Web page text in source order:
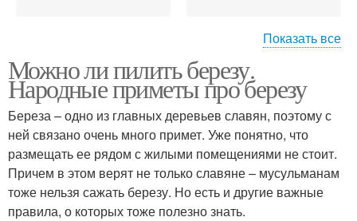
Погодные условия Приметы про ворон
Приметы с воронами
Показать все
Можно ли пилить березу.
Народные приметы про березу
Береза – одно из главных деревьев славян, поэтому с
ней связано очень много примет. Уже понятно, что
размещать ее рядом с жилыми помещениями не стоит.
Причем в этом верят не только славяне – мусульманам
тоже нельзя сажать березу. Но есть и другие важные
правила, о которых тоже полезно знать.